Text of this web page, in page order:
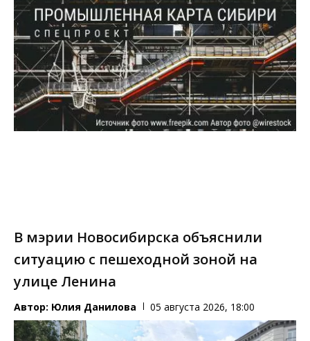
В мэрии Новосибирска объяснили
ситуацию с пешеходной зоной на
улице Ленина
Автор: Юлия Данилова 05 августа 2026, 18:00